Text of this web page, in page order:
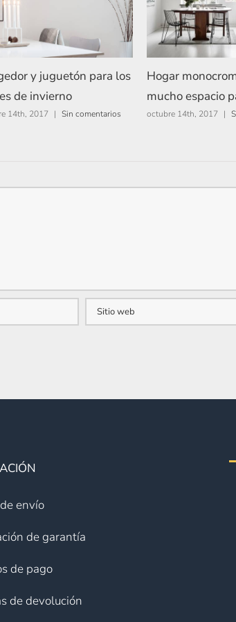
y juguetón para los
de invierno
14th, 2017 | Sin comentarios
Hogar
mucho espacio
octubre 14th, 2017 |
envío
de garantía
de pago
de devolución